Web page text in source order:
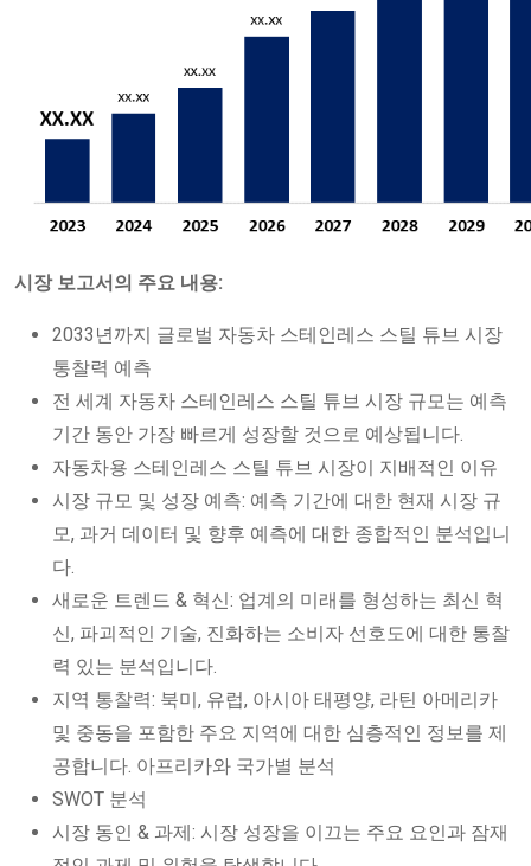
시장 보고서의 주요 내용:
2033년까지 글로벌 자동차 스테인레스 스틸 튜브 시장
통찰력 예측
전 세계 자동차 스테인레스 스틸 튜브 시장 규모는 예측
기간 동안 가장 빠르게 성장할 것으로 예상됩니다.
자동차용 스테인레스 스틸 튜브 시장이 지배적인 이유
시장 규모 및 성장 예측: 예측 기간에 대한 현재 시장 규
모, 과거 데이터 및 향후 예측에 대한 종합적인 분석입니
다.
새로운 트렌드 & 혁신: 업계의 미래를 형성하는 최신 혁
신, 파괴적인 기술, 진화하는 소비자 선호도에 대한 통찰
력 있는 분석입니다.
지역 통찰력: 북미, 유럽, 아시아 태평양, 라틴 아메리카
및 중동을 포함한 주요 지역에 대한 심층적인 정보를 제
공합니다. 아프리카와 국가별 분석
SWOT 분석
시장 동인 & 과제: 시장 성장을 이끄는 주요 요인과 잠재